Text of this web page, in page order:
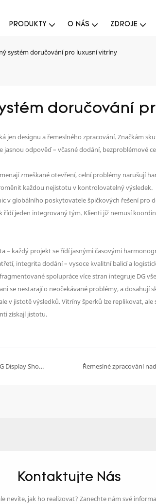
PRODUKTY O NÁS ZDROJE
systém doručování pro luxusní vitríny
doručování
designu a řemeslného zpracování. Značkám
odpověď – včasné dodání, bezproblémové
zmeškané otevření, celní problémy narušují
každou nejistotu v kontrolovatelný výsledek.
v globálního poskytovatele špičkových řešení
jeden integrovaný tým. Klienti již nemusí
– každý projekt se řídí jasnými časovými
integrita dodání – vysoce kvalitní balicí a
spolupráce více stran integruje DG
se nestarají o neočekávané problémy, a dosahují
jistotě výsledků. Vitríny šperků lze replikovat,
získají jistotu.
Řemeslné zpracování v harmonii s přírodou: Filozofie zeleného designu DG Display Showcase
Kontaktujte Nás
nevíte, jak ho realizovat? Zanechte nám své